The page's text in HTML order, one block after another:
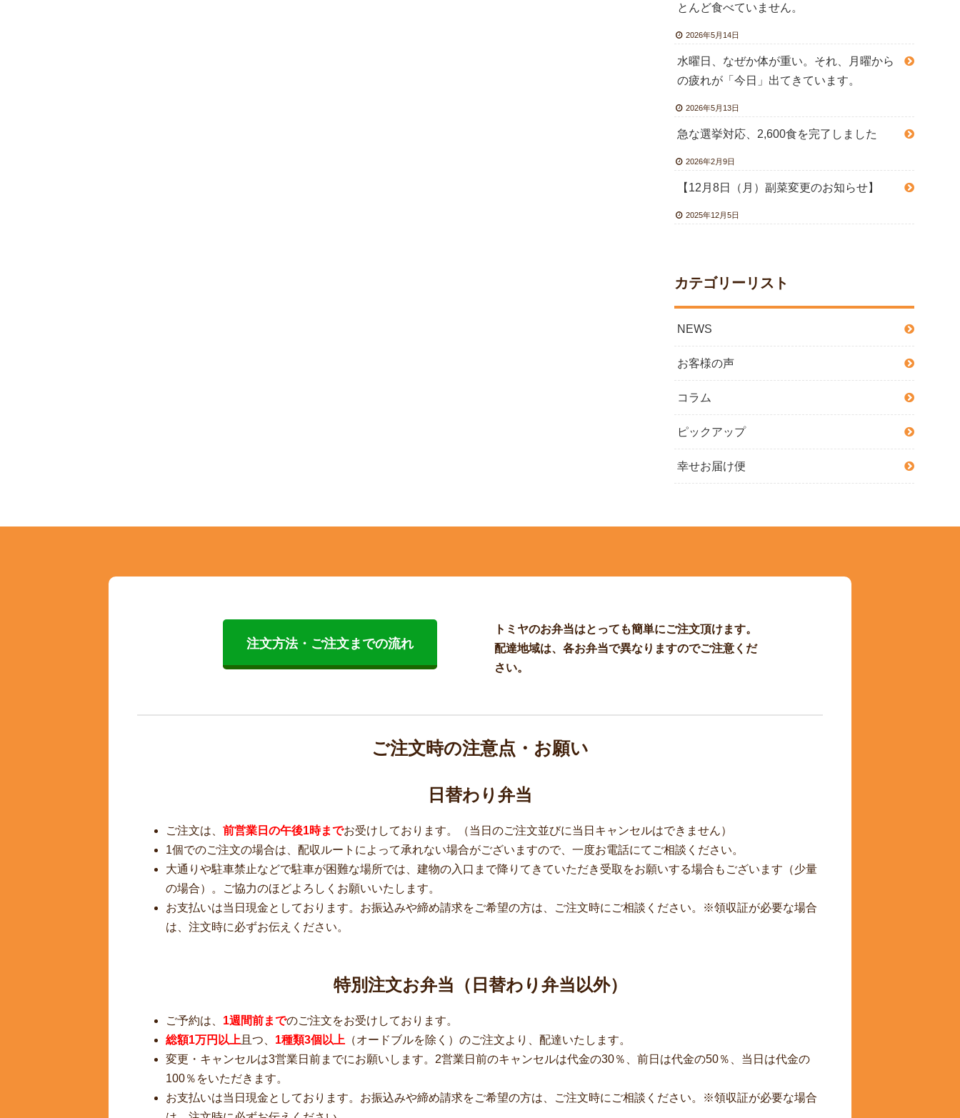
とんど食べていません。
2026年5月14日
水曜日、なぜか体が重い。それ、月曜から
の疲れが「今日」出てきています。
2026年5月13日
急な選挙対応、2,600食を完了しました
2026年2月9日
【12月8日（月）副菜変更のお知らせ】
2025年12月5日
カテゴリーリスト
NEWS
お客様の声
コラム
ピックアップ
幸せお届け便
注文方法・ご注文までの流れ
トミヤのお弁当はとっても簡単にご注文頂けます。
配達地域は、各お弁当で異なりますのでご注意くだ
さい。
ご注文時の注意点・お願い
日替わり弁当
ご注文は、 前営業日の午後1時までお受けしております。（当日のご注文並びに当日キャンセルはできません）
1個でのご注文の場合は、配収ルートによって承れない場合がございますので、一度お電話にてご相談ください。
大通りや駐車禁止などで駐車が困難な場所では、建物の入口まで降りてきていただき受取をお願いする場合もございます（少量
の場合）。ご協力のほどよろしくお願いいたします。
お支払いは当日現金としております。お振込みや締め請求をご希望の方は、ご注文時にご相談ください。※領収証が必要な場合
は、注文時に必ずお伝えください。
特別注文お弁当（日替わり弁当以外）
ご予約は、 1週間前までのご注文をお受けしております。
総額1万円以上 且つ、 1種類3個以上 （オードブルを除く）のご注文より、配達いたします。
変更・キャンセルは3営業日前までにお願いします。2営業日前のキャンセルは代金の30％、前日は代金の50％、当日は代金の
100％をいただきます。
お支払いは当日現金としております。お振込みや締め請求をご希望の方は、ご注文時にご相談ください。※領収証が必要な場合